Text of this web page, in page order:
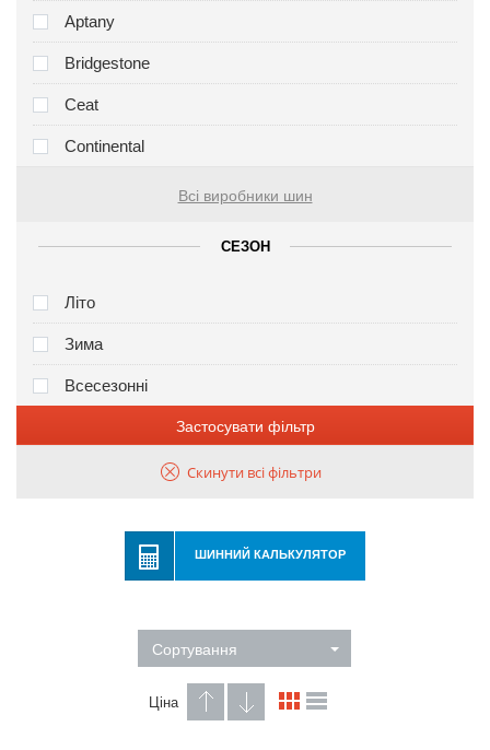
Aptany
Bridgestone
Ceat
Continental
Всі виробники шин
СЕЗОН
Літо
Зима
Всесезонні
Застосувати фільтр
Скинути всі фільтри
ШИННИЙ КАЛЬКУЛЯТОР
Сортування
Ціна